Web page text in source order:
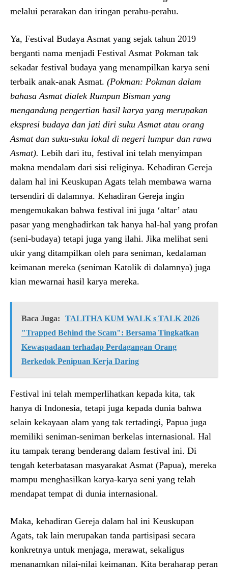
melalui perarakan dan iringan perahu-perahu.
Ya, Festival Budaya Asmat yang sejak tahun 2019
berganti nama menjadi Festival Asmat Pokman tak
sekadar festival budaya yang menampilkan karya seni
terbaik anak-anak Asmat. (Pokman: Pokman dalam
bahasa Asmat dialek Rumpun Bisman yang
mengandung pengertian hasil karya yang merupakan
ekspresi budaya dan jati diri suku Asmat atau orang
Asmat dan suku-suku lokal di negeri lumpur dan rawa
Asmat). Lebih dari itu, festival ini telah menyimpan
makna mendalam dari sisi religinya. Kehadiran Gereja
dalam hal ini Keuskupan Agats telah membawa warna
tersendiri di dalamnya. Kehadiran Gereja ingin
mengemukakan bahwa festival ini juga ‘altar’ atau
pasar yang menghadirkan tak hanya hal-hal yang profan
(seni-budaya) tetapi juga yang ilahi. Jika melihat seni
ukir yang ditampilkan oleh para seniman, kedalaman
keimanan mereka (seniman Katolik di dalamnya) juga
kian mewarnai hasil karya mereka.
Baca Juga:
TALITHA KUM WALK s TALK 2026
"Trapped Behind the Scam": Bersama Tingkatkan
Kewaspadaan terhadap Perdagangan Orang
Berkedok Penipuan Kerja Daring
Festival ini telah memperlihatkan kepada kita, tak
hanya di Indonesia, tetapi juga kepada dunia bahwa
selain kekayaan alam yang tak tertadingi, Papua juga
memiliki seniman-seniman berkelas internasional. Hal
itu tampak terang benderang dalam festival ini. Di
tengah keterbatasan masyarakat Asmat (Papua), mereka
mampu menghasilkan karya-karya seni yang telah
mendapat tempat di dunia internasional.
Maka, kehadiran Gereja dalam hal ini Keuskupan
Agats, tak lain merupakan tanda partisipasi secara
konkretnya untuk menjaga, merawat, sekaligus
menanamkan nilai-nilai keimanan. Kita beraharap peran